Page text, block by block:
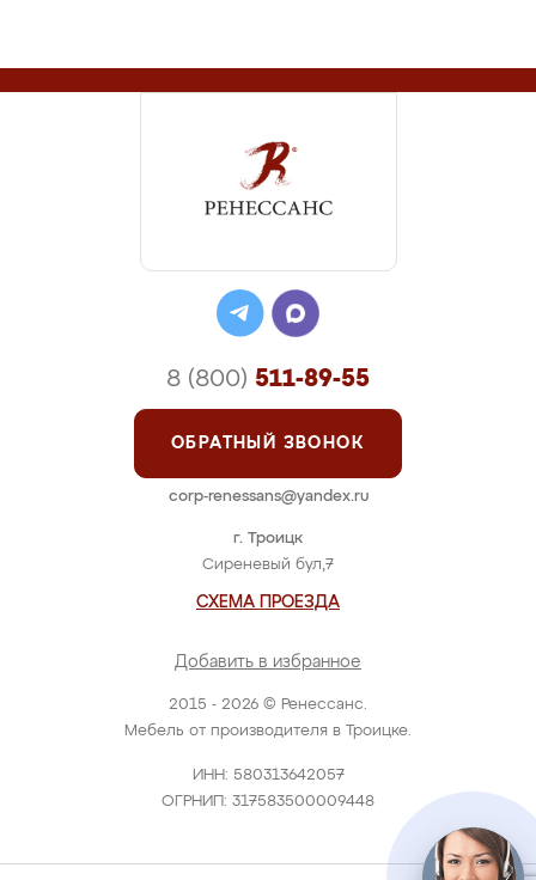
2015 - 2026 © Ренессанс.
Мебель от производителя в Троицке.
ИНН: 580313642057
ОГРНИП: 317583500009448
г. Троицк
Сиреневый бул,7
СХЕМА ПРОЕЗДА
Добавить в избранное
8 (800) 511-89-55
ОБРАТНЫЙ ЗВОНОК
corp-renessans@yandex.ru